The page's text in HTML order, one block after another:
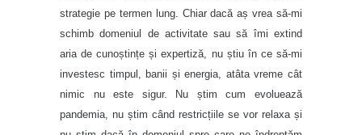
strategie pe termen lung. Chiar dacă aș vrea să-mi
schimb domeniul de activitate sau să îmi extind
aria de cunoștințe și expertiză, nu știu în ce să-mi
investesc timpul, banii și energia, atâta vreme cât
nimic nu este sigur. Nu știm cum evoluează
pandemia, nu știm când restricțiile se vor relaxa și